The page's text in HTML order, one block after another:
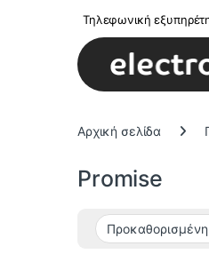
Τηλεφωνική
Αρχική σελίδα
Promise